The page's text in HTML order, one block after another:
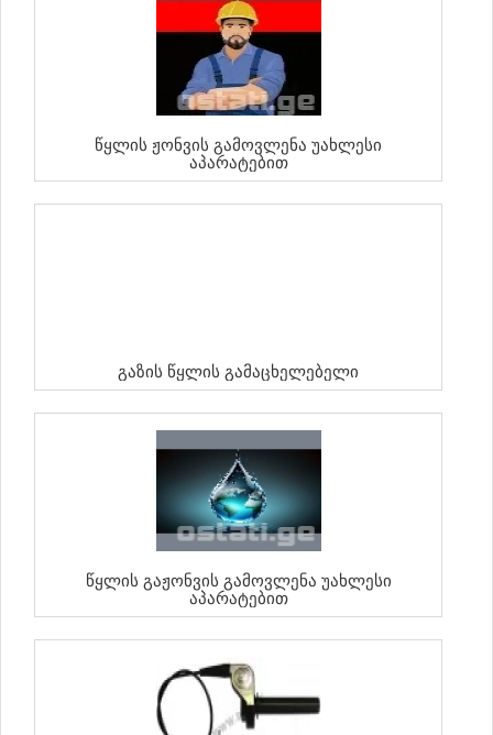
Წყლის Ჟონვის Გამოვლენა Უახლესი
Აპარატებით
Გაზის Წყლის Გამაცხელებელი
Წყლის Გაჟონვის Გამოვლენა Უახლესი
Აპარატებით